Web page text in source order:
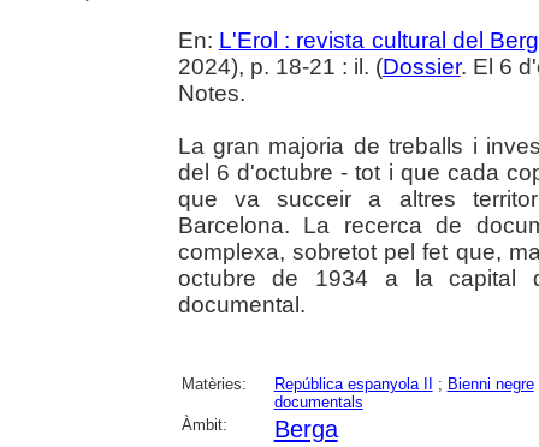
En: L'Erol : revista cultural del
2024), p. 18-21 : il. (Dossier. El 6
Notes.
La gran majoria de treballs i
del 6 d'octubre - tot i que cada
que va succeir a altres
Barcelona. La recerca de
complexa, sobretot pel fet que,
octubre de 1934 a la capital
documental.
Matèries: República espanyola II ; Bienni negre
documentals
Àmbit:
Berga